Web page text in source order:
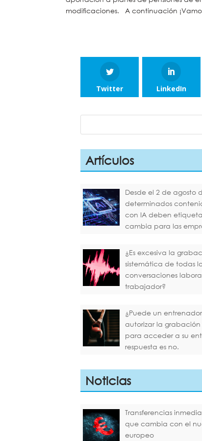
modificaciones. A continuación
Twitter LinkedIn
Artículos
Desde el 2 de agosto
determinados
con IA deben
cambia para las
¿Es excesiva la
sistemática de todas
conversaciones
trabajador?
¿Puede un
autorizar la
para acceder a su
respuesta es no.
Noticias
Transferencias
que cambia con el
europeo